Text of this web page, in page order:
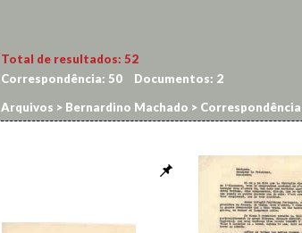
Total de resultados: 52
Correspondência: 50 Documentos: 2
Arquivos > Bernardino Machado > Correspondência